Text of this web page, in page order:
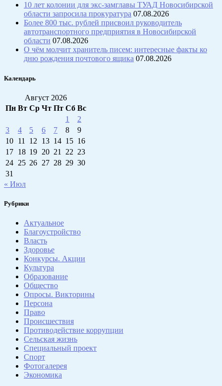
10 лет колонии для экс-замглавы ТУАД Новосибирской
области запросила прокуратура 07.08.2026
Более 800 тыс. рублей присвоил руководитель
автотранспортного предприятия в Новосибирской
области 07.08.2026
О чём молчит хранитель писем: интересные факты ко
дню рождения почтового ящика 07.08.2026
Календарь
Август 2026
Пн Вт Ср Чт Пт Сб Вс
1
2
3
4 5 6 7 8
9
10 11 12 13 14 15 16
17 18 19 20 21 22 23
24 25 26 27 28 29 30
31
« Июл
Рубрики
Актуальное
Благоустройство
Власть
Здоровье
Конкурсы. Акции
Культура
Образование
Общество
Опросы. Викторины
Персона
Право
Происшествия
Противодействие коррупции
Сельская жизнь
Специальный проект
Спорт
Фотогалерея
Экономика